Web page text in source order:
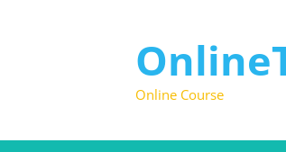
Online Course